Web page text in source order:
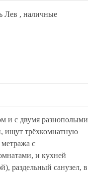
Лев , наличные
и с двумя разнополыми
ищут трёхкомнатную
с
и кухней
раздельный санузел, в